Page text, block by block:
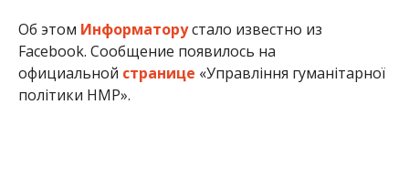
Об этом Информаторустало известно из
Facebook. Сообщение появилось на
официальной странице «Управління гуманітарної
політики НМР».